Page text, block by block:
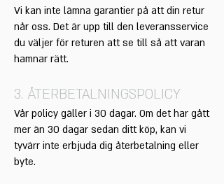
Vi kan inte lämna garantier på att din retur
når oss. Det är upp till den leveransservice
du väljer för returen att se till så att varan
hamnar rätt.
3. ÅTERBETALNINGSPOLICY
Vår policy gäller i 30 dagar. Om det har gått
mer än 30 dagar sedan ditt köp, kan vi
tyvärr inte erbjuda dig återbetalning eller
byte.